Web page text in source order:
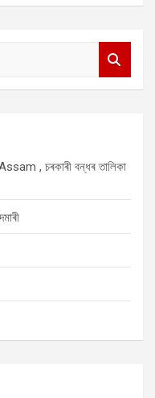
, চৰকাৰী বন্ধৰ তালিকা